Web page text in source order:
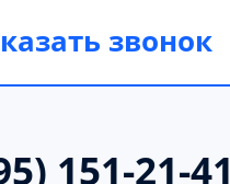
звонок
151-21-41